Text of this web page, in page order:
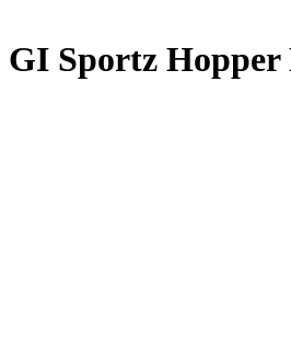
GI Sportz Hopper